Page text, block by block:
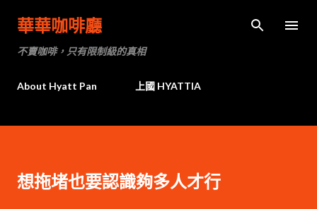
華華咖啡廳
不賣咖啡，只有限制級的真相
About Hyatt Pan 上國 HYATTIA
想拖堵也要認識夠多人才行